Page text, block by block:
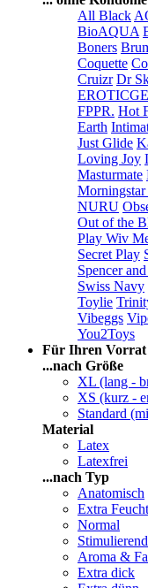
All Black
BioAQUA
Boners
Coquette
Cruizr Dr
FPPR. Hot
Earth
Just Glide
Loving Joy
Masturmate
Morningstar
NURU
Out of the
Play Wiv
Secret Play
Spencer
Swiss Navy
Toylie
Vibeggs
You2Toys
Für Ihren Vorrat
...nach Größe
XL (lang -
XS (kurz -
Standard
Material
Latex
Latexfrei
...nach Typ
Anatomisch
Extra Feucht
Normal
Stimulierend
Aroma &
Extra dick